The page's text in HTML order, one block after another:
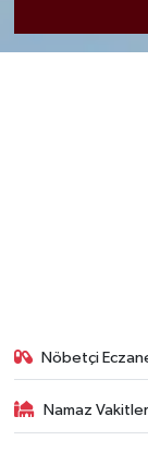
Nöbetçi
Namaz